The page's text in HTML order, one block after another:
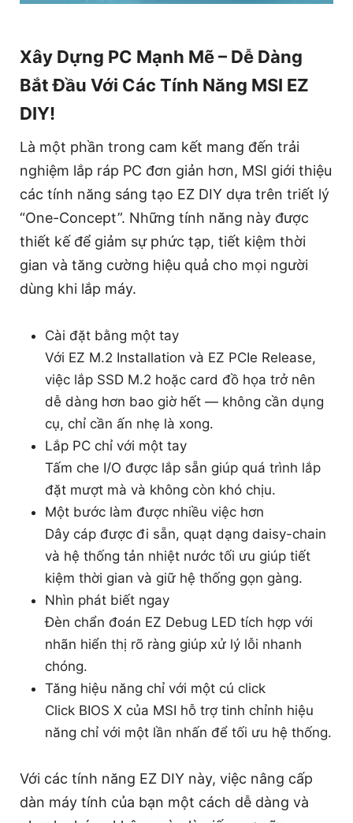
Xây Dựng PC Mạnh Mẽ – Dễ Dàng
Bắt Đầu Với Các Tính Năng MSI EZ
DIY!
Là một phần trong cam kết mang đến trải
nghiệm lắp ráp PC đơn giản hơn, MSI giới thiệu
các tính năng sáng tạo EZ DIY dựa trên triết lý
“One-Concept”. Những tính năng này được
thiết kế để giảm sự phức tạp, tiết kiệm thời
gian và tăng cường hiệu quả cho mọi người
dùng khi lắp máy.
Cài đặt bằng một tay
Với EZ M.2 Installation và EZ PCIe Release,
việc lắp SSD M.2 hoặc card đồ họa trở nên
dễ dàng hơn bao giờ hết — không cần dụng
cụ, chỉ cần ấn nhẹ là xong.
Lắp PC chỉ với một tay
Tấm che I/O được lắp sẵn giúp quá trình lắp
đặt mượt mà và không còn khó chịu.
Một bước làm được nhiều việc hơn
Dây cáp được đi sẵn, quạt dạng daisy-chain
và hệ thống tản nhiệt nước tối ưu giúp tiết
kiệm thời gian và giữ hệ thống gọn gàng.
Nhìn phát biết ngay
Đèn chẩn đoán EZ Debug LED tích hợp với
nhãn hiển thị rõ ràng giúp xử lý lỗi nhanh
chóng.
Tăng hiệu năng chỉ với một cú click
Click BIOS X của MSI hỗ trợ tinh chỉnh hiệu
năng chỉ với một lần nhấn để tối ưu hệ thống.
Với các tính năng EZ DIY này, việc nâng cấp
dàn máy tính của bạn một cách dễ dàng và